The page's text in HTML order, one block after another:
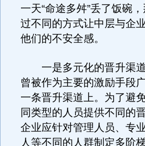
一天“命途多舛”丢了饭碗
过不同的方式让中层与企
他们的不安全感。
一是多元化的晋升渠道
曾被作为主要的激励手段
一条晋升渠道上。为了避
同类型的人员提供不同的
企业应针对管理人员、专
人等不同的人群制定多阶